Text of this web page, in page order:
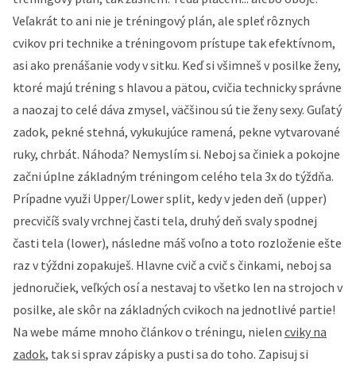
Veľakrát to ani nie je tréningový plán, ale spleť rôznych
cvikov pri technike a tréningovom prístupe tak efektívnom,
asi ako prenášanie vody v sitku. Keď si všimneš v posilke ženy,
ktoré majú tréning s hlavou a pätou, cvičia technicky správne
a naozaj to celé dáva zmysel, väčšinou sú tie ženy sexy. Guľatý
zadok, pekné stehná, vykukujúce ramená, pekne vytvarované
ruky, chrbát. Náhoda? Nemyslím si. Neboj sa činiek a pokojne
začni úplne základným tréningom celého tela 3x do týždňa.
Prípadne využi Upper/Lower split, kedy v jeden deň (upper)
precvičíš svaly vrchnej časti tela, druhý deň svaly spodnej
časti tela (lower), následne máš voľno a toto rozloženie ešte
raz v týždni zopakuješ. Hlavne cvič a cvič s činkami, neboj sa
jednoručiek, veľkých osí a nestavaj to všetko len na strojoch v
posilke, ale skôr na základných cvikoch na jednotlivé partie!
Na webe máme mnoho článkov o tréningu, nielen cviky na
zadok, tak si sprav zápisky a pusti sa do toho. Zapisuj si